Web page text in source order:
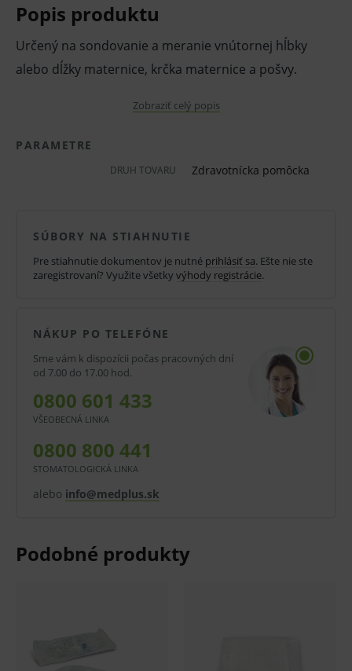
Popis produktu
Určený na sondovanie a meranie vnútornej hĺbky
alebo dĺžky maternice, krčka maternice a pošvy.
dĺžka 36,5 cm
lekárom. Starostlivo si prečítajte informácie o výrobku
a ak je súčasťou, tak aj návod na jeho použitie.
byť zaručená, lepšia alebo rovnocenná s účinnosťou
inej liečby alebo inej zdravotníckej pomôcky a
diagnostickej zdravotníckej pomôcky in vitro a jeho
použitie môže byť spojené s rizikami.
V prípade porušenia zapečateného obalu tohto
tovaru nie je z dôvodu ochrany zdravia alebo
hygienických dôvodov možné odstúpiť od kúpnej
Zobraziť celý popis
PARAMETRE
DRUH TOVARU Zdravotnícka pomôcka
SÚBORY NA STIAHNUTIE
Pre stiahnutie dokumentov je nutné prihlásiť sa. Ešte nie ste
zaregistrovaní? Využite všetky výhody registrácie.
NÁKUP PO TELEFÓNE
Sme vám k dispozícii počas pracovných dní
od 7.00 do 17.00 hod.
0800 601 433
VŠEOBECNÁ LINKA
0800 800 441
STOMATOLOGICKÁ LINKA
alebo info@medplus.sk